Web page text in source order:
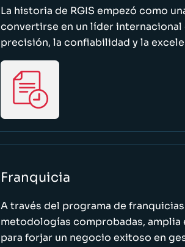
La historia de RGIS empezó como
convertirse en un líder
precisión, la confiabilidad y la
Franquicia
A través del programa de
metodologías comprobadas,
para forjar un negocio exitoso en